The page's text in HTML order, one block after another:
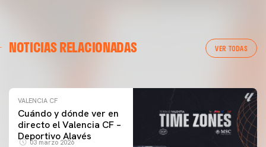
NOTICIAS RELACIONADAS VER TODAS
ENTRENAMIENTO DEL VALENCIA CF 04/03/26
VALENCIA CF
Cuándo y dónde ver en
directo el Valencia CF –
Deportivo Alavés
03 marzo 2026